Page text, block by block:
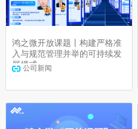
鸿之微开放课题丨构建严格准
入与规范管理并举的可持续发
展模式
公司新闻